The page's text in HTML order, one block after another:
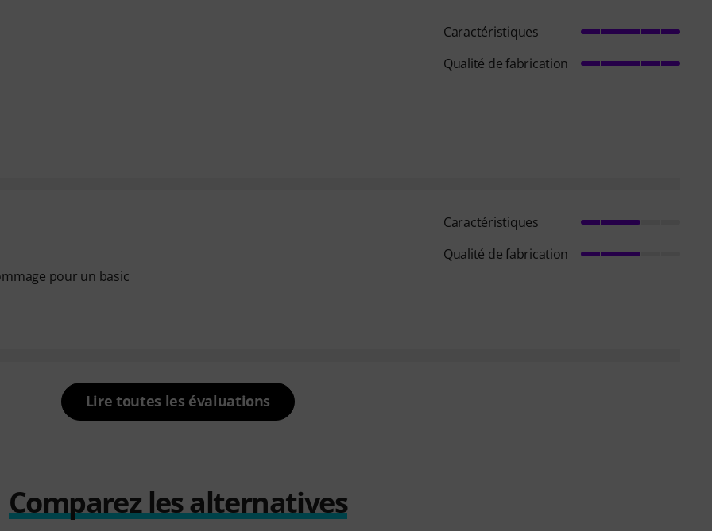
Caractéristiques
Qualité de fabrication
pour un basic
Caractéristiques
Qualité de fabrication
Lire toutes les évaluations
Comparez les alternatives